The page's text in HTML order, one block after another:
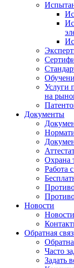
Услуги
на
Документы
Охрана
Работа
Новости
Новости
Обратная
Часто
Задать